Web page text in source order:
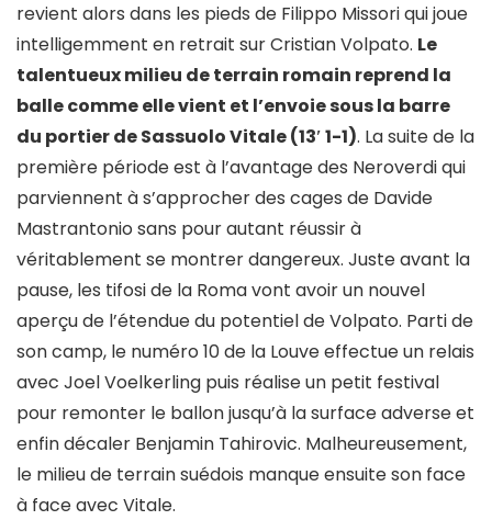
revient alors dans les pieds de Filippo Missori qui joue
intelligemment en retrait sur Cristian Volpato. Le
talentueux milieu de terrain romain reprend la
balle comme elle vient et l’envoie sous la barre
du portier de Sassuolo Vitale (13′ 1-1). La suite de la
première période est à l’avantage des Neroverdi qui
parviennent à s’approcher des cages de Davide
Mastrantonio sans pour autant réussir à
véritablement se montrer dangereux. Juste avant la
pause, les tifosi de la Roma vont avoir un nouvel
aperçu de l’étendue du potentiel de Volpato. Parti de
son camp, le numéro 10 de la Louve effectue un relais
avec Joel Voelkerling puis réalise un petit festival
pour remonter le ballon jusqu’à la surface adverse et
enfin décaler Benjamin Tahirovic. Malheureusement,
le milieu de terrain suédois manque ensuite son face
à face avec Vitale.